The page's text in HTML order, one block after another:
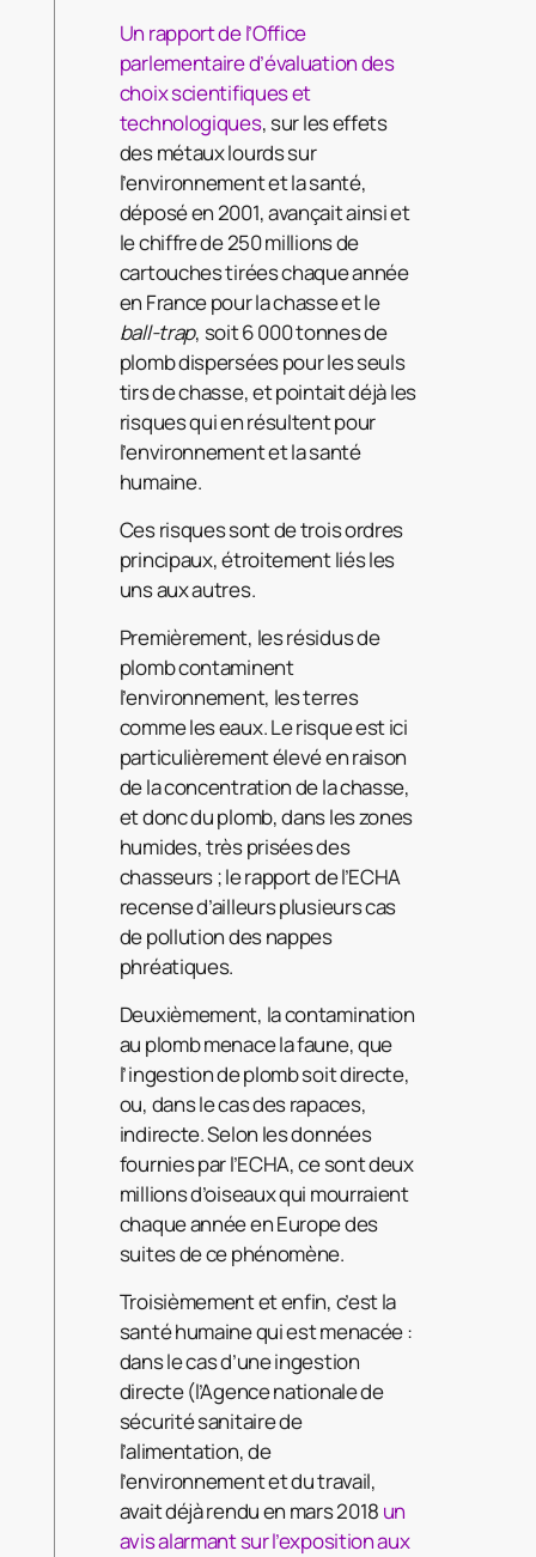
Un rapport de l’Office
parlementaire d’évaluation des
choix scientifiques et
technologiques, sur les effets
des métaux lourds sur
l’environnement et la santé,
déposé en 2001, avançait ainsi et
le chiffre de 250 millions de
cartouches tirées chaque année
en France pour la chasse et le
ball-trap, soit 6 000 tonnes de
plomb dispersées pour les seuls
tirs de chasse, et pointait déjà les
risques qui en résultent pour
l’environnement et la santé
humaine.
Ces risques sont de trois ordres
principaux, étroitement liés les
uns aux autres.
Premièrement, les résidus de
plomb contaminent
l’environnement, les terres
comme les eaux. Le risque est ici
particulièrement élevé en raison
de la concentration de la chasse,
et donc du plomb, dans les zones
humides, très prisées des
chasseurs ; le rapport de l’ECHA
recense d’ailleurs plusieurs cas
de pollution des nappes
phréatiques.
Deuxièmement, la contamination
au plomb menace la faune, que
l’ingestion de plomb soit directe,
ou, dans le cas des rapaces,
indirecte. Selon les données
fournies par l’ECHA, ce sont deux
millions d’oiseaux qui mourraient
chaque année en Europe des
suites de ce phénomène.
Troisièmement et enfin, c’est la
santé humaine qui est menacée :
dans le cas d’une ingestion
directe (l’Agence nationale de
sécurité sanitaire de
l’alimentation, de
l’environnement et du travail,
avait déjà rendu en mars 2018 un
avis alarmant sur l’exposition aux